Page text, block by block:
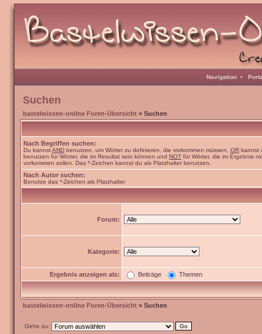
Navigation •
Suchen
bastelwissen-online Foren-Übersicht » Suchen
Nach Begriffen suchen:
Du kannstAND benutzen, um Wörter zu definieren, die vorkommen müssen, OR kannst
benutzen für Wörter, die im Resultat sein können und NOT für Wörter, die im Ergebnis
vorkommen sollen. Das *-Zeichen kannst du als Platzhalter benutzen.
Nach Autor suchen:
Benutze das *-Zeichen als Platzhalter
Forum:
Kategorie:
Ergebnis anzeigen als: Beiträge Themen
bastelwissen-online Foren-Übersicht » Suchen
Gehe zu: